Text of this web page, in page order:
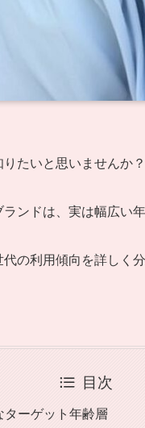
たいと思いませんか？
ンドは、実は幅広い
の利用傾向を詳しく
目次
ターゲット年齢層